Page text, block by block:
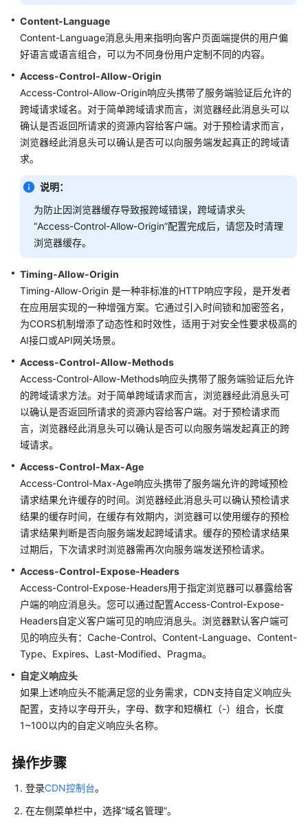
置
域
名
概
述
委
托
授
权
板
管
复
制
配
置
到
其
他
域
名
概
览
源
配
置
HTTPS
配
置
存
配
问
控
Content-Language
Content-Language消息头用来指明向客户页面端提供的用户偏
好语言或语言组合，可以为不同身份用户定制不同的内容。
Access-Control-Allow-Origin
Access-Control-Allow-Origin响应头携带了服务端验证后允许的
跨域请求域名。对于简单跨域请求而言，浏览器经此消息头可以
确认是否返回所请求的资源内容给客户端。对于预检请求而言，
浏览器经此消息头可以确认是否可以向服务端发起真正的跨域请
求。
说明：
为防止因浏览器缓存导致报跨域错误，跨域请求头
“Access-Control-Allow-Origin”配置完成后，请您及时清理
浏览器缓存。
Timing-Allow-Origin
Timing-Allow-Origin 是一种非标准的HTTP响应字段，是开发者
在应用层实现的一种增强方案。它通过引入时间锁和加密签名，
为CORS机制增添了动态性和时效性，适用于对安全性要求极高的
AI接口或API网关场景。
Access-Control-Allow-Methods
Access-Control-Allow-Methods响应头携带了服务端验证后允许
的跨域请求方法。对于简单跨域请求而言，浏览器经此消息头可
以确认是否返回所请求的资源内容给客户端。对于预检请求而
言，浏览器经此消息头可以确认是否可以向服务端发起真正的跨
域请求。
Access-Control-Max-Age
Access-Control-Max-Age响应头携带了服务端允许的跨域预检
请求结果允许缓存的时间。浏览器经此消息头可以确认预检请求
结果的缓存时间，在缓存有效期内，浏览器可以使用缓存的预检
请求结果判断是否向服务端发起跨域请求。缓存的预检请求结果
过期后，下次请求时浏览器需再次向服务端发送预检请求。
Access-Control-Expose-Headers
Access-Control-Expose-Headers用于指定浏览器可以暴露给客
户端的响应消息头。您可以通过配置Access-Control-Expose-
Headers自定义客户端可见的响应消息头。浏览器默认客户端可
见的响应头有：Cache-Control、Content-Language、Content-
Type、Expires、Last-Modified、Pragma。
自定义响应头
如果上述响应头不能满足您的业务需求，CDN支持自定义响应头
配置，支持以字母开头，字母、数字和短横杠（-）组合，长度
1~100以内的自定义响应头名称。
操作步骤
登录CDN控制台。
在左侧菜单栏中，选择“域名管理”。